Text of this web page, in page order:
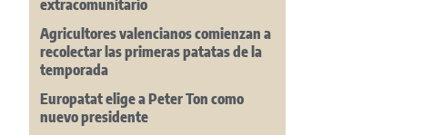
extracomunitario
Agricultores valencianos comienzan a
recolectar las primeras patatas de la
temporada
Europatat elige a Peter Ton como
nuevo presidente